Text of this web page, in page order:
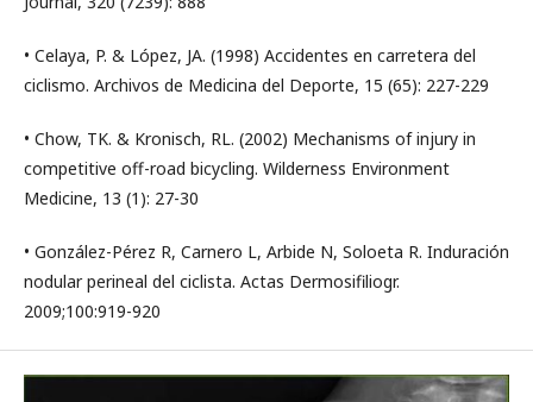
• Celaya, P. & López, JA. (1998) Accidentes en carretera del
ciclismo. Archivos de Medicina del Deporte, 15 (65): 227-229
• Chow, TK. & Kronisch, RL. (2002) Mechanisms of injury in
competitive off-road bicycling. Wilderness Environment
Medicine, 13 (1): 27-30
• González-Pérez R, Carnero L, Arbide N, Soloeta R. Induración
nodular perineal del ciclista. Actas Dermosifiliogr.
2009;100:919-920